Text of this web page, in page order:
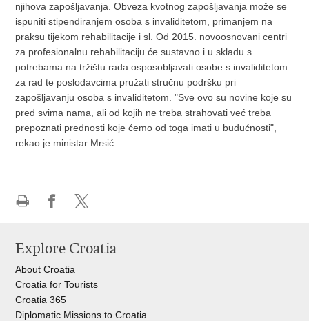
njihova zapošljavanja. Obveza kvotnog zapošljavanja može se
ispuniti stipendiranjem osoba s invaliditetom, primanjem na
praksu tijekom rehabilitacije i sl. Od 2015. novoosnovani centri
za profesionalnu rehabilitaciju će sustavno i u skladu s
potrebama na tržištu rada osposobljavati osobe s invaliditetom
za rad te poslodavcima pružati stručnu podršku pri
zapošljavanju osoba s invaliditetom. "Sve ovo su novine koje su
pred svima nama, ali od kojih ne treba strahovati već treba
prepoznati prednosti koje ćemo od toga imati u budućnosti",
rekao je ministar Mrsić.
page
Facebook
X
Explore Croatia
About Croatia
Croatia for Tourists
Croatia 365
Diplomatic Missions to Croatia